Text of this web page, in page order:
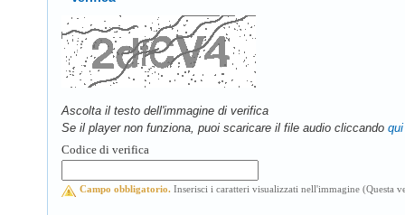
Ascolta il testo dell'immagine di verifica
Se il player non funziona, puoi scaricare il file audio cliccando qui
Codice di verifica
Campo obbligatorio. Inserisci i caratteri visualizzati nell'immagine (Questa